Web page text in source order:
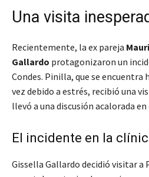
Una visita
Recientemente, la ex pareja
Gallardo protagonizaron un
Condes. Pinilla, que se
vez debido a estrés, recibió una
llevó a una discusión acalorada en
El incidente en la
Gissella Gallardo decidió visitar a